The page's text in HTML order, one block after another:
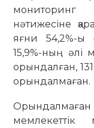
мониторинг
нәтижесіне
яғни 54,2%-ы
15,9%-ның әлі
орындалған,
орындалмаған.